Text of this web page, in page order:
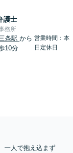
護士
務所
条駅 から
10分
営業時間：本
日定休日
一人で抱え込まず